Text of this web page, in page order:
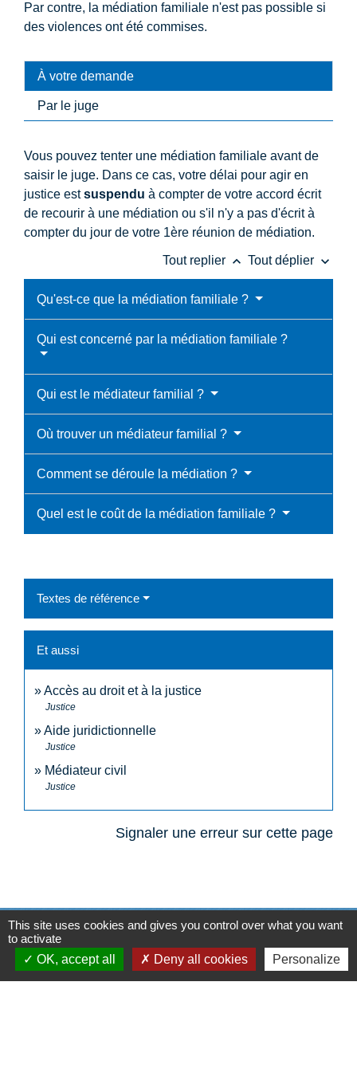
Par contre, la médiation familiale n'est pas possible si
des violences ont été commises.
À votre demande
Par le juge
Vous pouvez tenter une médiation familiale avant de
saisir le juge. Dans ce cas, votre délai pour agir en
justice estsuspendu à compter de votre accord écrit
de recourir à une médiation ou s'il n'y a pas d'écrit à
compter du jour de votre 1ère réunion de médiation.
Tout replier keyboard_arrow_up Tout déplier keyboard_arrow_down
Qu'est-ce que la médiation familiale ?
Qui est concerné par la médiation familiale ?
Qui est le médiateur familial ?
Où trouver un médiateur familial ?
Comment se déroule la médiation ?
Quel est le coût de la médiation familiale ?
Textes de référence
Et aussi
Accès au droit et à la justice
Justice
Aide juridictionnelle
Justice
Médiateur civil
Justice
Signaler une erreur sur cette page
N° utiles
Commune de Saint-Léger-les-Vignes
16 rue de Nantes
This site uses cookies and gives you control over what you want
to activate
OK, accept all
Deny all cookies Personalize